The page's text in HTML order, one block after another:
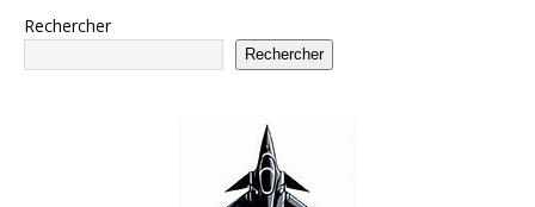
Rechercher
Rechercher